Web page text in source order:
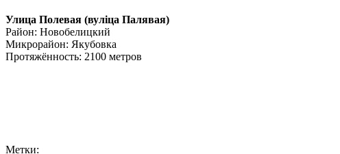
Улица Полевая (вулiца Палявая)
Район: Новобелицкий
Микрорайон: Якубовка
Протяжённость: 2100 метров
Метки: